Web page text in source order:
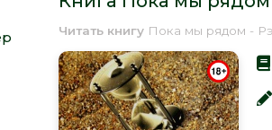
Читать книгу Пока мы рядом -